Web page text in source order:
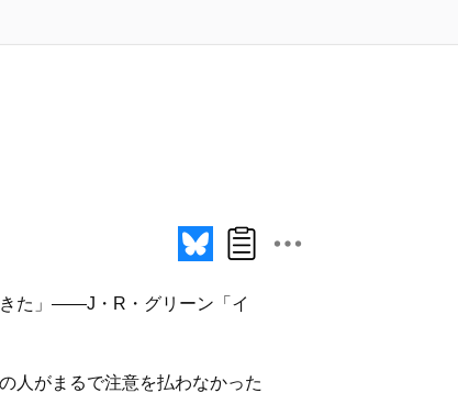
きた」――J・R・グリーン「イ
人がまるで注意を払わなかった